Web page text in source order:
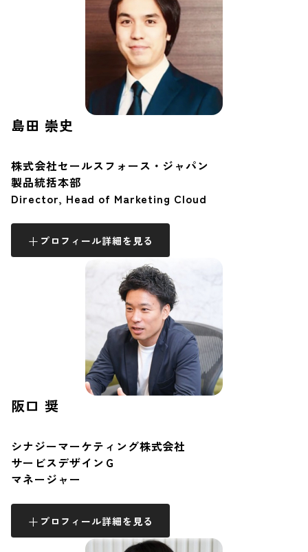
島田 崇史
株式会社セールスフォース・ジャパン
製品統括本部
Director, Head of Marketing Cloud
プロフィール詳細を見る
阪口 奨
シナジーマーケティング株式会社
サービスデザインＧ
マネージャー
プロフィール詳細を見る